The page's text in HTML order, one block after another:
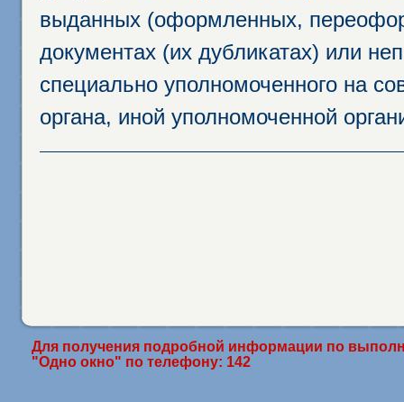
выданных (оформленных,
документах (их дубликатах) или
специально уполномоченного на
органа, иной уполномоченной
Для получения подробной информации по
"Одно окно" по телефону: 142